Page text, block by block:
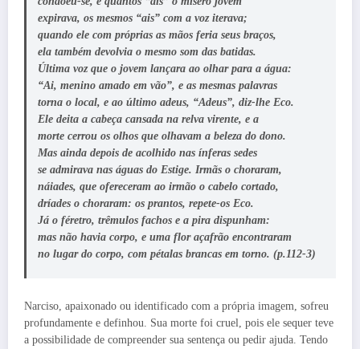
expirava, os mesmos “ais” com a voz iterava;
quando ele com próprias as mãos feria seus braços,
ela também devolvia o mesmo som das batidas.
Última voz que o jovem lançara ao olhar para a água:
“Ai, menino amado em vão”, e as mesmas palavras
torna o local, e ao último adeus, “Adeus”, diz-lhe Eco.
Ele deita a cabeça cansada na relva virente, e a
morte cerrou os olhos que olhavam a beleza do dono.
Mas ainda depois de acolhido nas ínferas sedes
se admirava nas águas do Estige. Irmãs o choraram,
náiades, que ofereceram ao irmão o cabelo cortado,
dríades o choraram: os prantos, repete-os Eco.
Já o féretro, trêmulos fachos e a pira dispunham:
mas não havia corpo, e uma flor açafrão encontraram
no lugar do corpo, com pétalas brancas em torno. (p.112-3)
Narciso, apaixonado ou identificado com a própria imagem, sofreu
profundamente e definhou. Sua morte foi cruel, pois ele sequer teve
a possibilidade de compreender sua sentença ou pedir ajuda. Tendo